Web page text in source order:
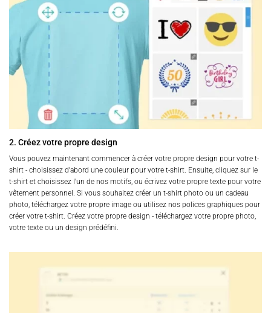
2. Créez votre propre design
Vous pouvez maintenant commencer à créer votre propre design pour votre t-
shirt - choisissez d'abord une couleur pour votre t-shirt. Ensuite, cliquez sur le
t-shirt et choisissez l'un de nos motifs, ou écrivez votre propre texte pour votre
vêtement personnel. Si vous souhaitez créer un t-shirt photo ou un cadeau
photo, téléchargez votre propre image ou utilisez nos polices graphiques pour
créer votre t-shirt. Créez votre propre design - téléchargez votre propre photo,
votre texte ou un design prédéfini.